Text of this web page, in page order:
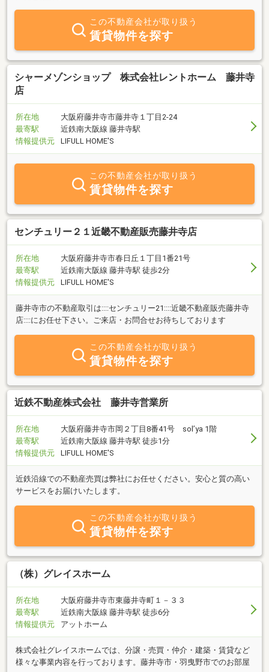
この不動産会社が取り扱う
賃貸物件を探す
シャーメゾンショップ 株式会社レントホーム 藤井寺
店
所在地
大阪府藤井寺市藤井寺１丁目2-24
最寄駅
近鉄南大阪線 藤井寺駅
情報提供元
LIFULL HOME'S
この不動産会社が取り扱う
賃貸物件を探す
センチュリー２１近畿不動産販売藤井寺店
所在地
大阪府藤井寺市春日丘１丁目1番21号
最寄駅
近鉄南大阪線 藤井寺駅 徒歩2分
情報提供元
LIFULL HOME'S
藤井寺市の不動産取引は::::センチュリー21::::近畿不動産販売藤井寺
店::::にお任せ下さい。ご来店・お問合せお待ちしております
この不動産会社が取り扱う
賃貸物件を探す
近鉄不動産株式会社 藤井寺営業所
所在地
大阪府藤井寺市岡２丁目8番41号 sol’ya 1階
最寄駅
近鉄南大阪線 藤井寺駅 徒歩1分
情報提供元
LIFULL HOME'S
近鉄沿線での不動産売買は弊社にお任せください。安心と質の高い
サービスをお届けいたします。
この不動産会社が取り扱う
賃貸物件を探す
（株）グレイスホーム
所在地
大阪府藤井寺市東藤井寺町１－３３
最寄駅
近鉄南大阪線 藤井寺駅 徒歩6分
情報提供元
アットホーム
株式会社グレイスホームでは、分譲・売買・仲介・建築・賃貸など
様々な事業内容を行っております。藤井寺市・羽曳野市でのお部屋